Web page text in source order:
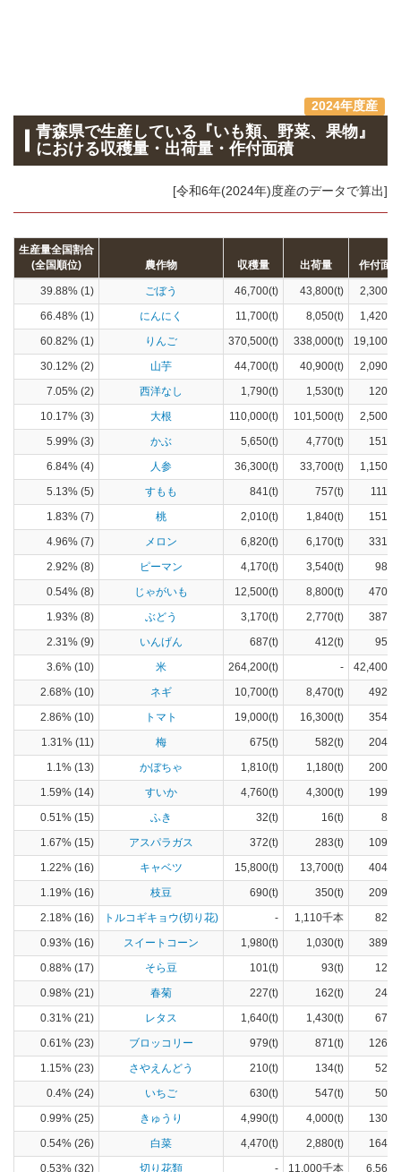
2024年度産
青森県で生産している『いも類、野菜、果物』
における収穫量・出荷量・作付面積
[令和6年(2024年)度産のデータで算出]
生産量全国割合
(全国順位)
農作物 収穫量 出荷量 作付面積
39.88% (1) ごぼう 46,700(t) 43,800(t)
66.48% (1)
にんにく 11,700(t) 8,050(t)
60.82% (1)
りんご 370,500(t) 338,000(t)
30.12% (2)
山芋 44,700(t) 40,900(t)
7.05% (2)
西洋なし 1,790(t) 1,530(t)
10.17% (3)
大根 110,000(t) 101,500(t)
5.99% (3)
かぶ 5,650(t) 4,770(t)
6.84% (4)
人参 36,300(t) 33,700(t)
5.13% (5)
すもも 841(t) 757(t)
1.83% (7)
桃 2,010(t) 1,840(t)
4.96% (7)
メロン 6,820(t) 6,170(t)
2.92% (8)
ピーマン 4,170(t) 3,540(t)
0.54% (8)
じゃがいも 12,500(t) 8,800(t)
1.93% (8)
ぶどう 3,170(t) 2,770(t)
2.31% (9)
いんげん 687(t) 412(t)
3.6% (10)
米 264,200(t) -
2.68% (10)
ネギ 10,700(t) 8,470(t)
2.86% (10)
トマト 19,000(t) 16,300(t)
1.31% (11)
梅 675(t) 582(t)
1.1% (13)
かぼちゃ 1,810(t) 1,180(t)
1.59% (14)
すいか 4,760(t) 4,300(t)
0.51% (15)
ふき 32(t) 16(t)
1.67% (15)
アスパラガス 372(t) 283(t)
1.22% (16)
キャベツ 15,800(t) 13,700(t)
1.19% (16)
枝豆 690(t) 350(t)
2.18% (16)
トルコギキョウ(切り花) - 1,110千本
0.93% (16)
スイートコーン 1,980(t) 1,030(t)
0.88% (17)
そら豆 101(t) 93(t)
0.98% (21)
春菊 227(t) 162(t)
0.31% (21)
レタス 1,640(t) 1,430(t)
0.61% (23)
ブロッコリー 979(t) 871(t)
1.15% (23)
さやえんどう 210(t) 134(t)
0.4% (24)
いちご 630(t) 547(t)
0.99% (25)
きゅうり 4,990(t) 4,000(t)
0.54% (26)
白菜 4,470(t) 2,880(t)
0.53% (32)
切り花類 - 11,000千本